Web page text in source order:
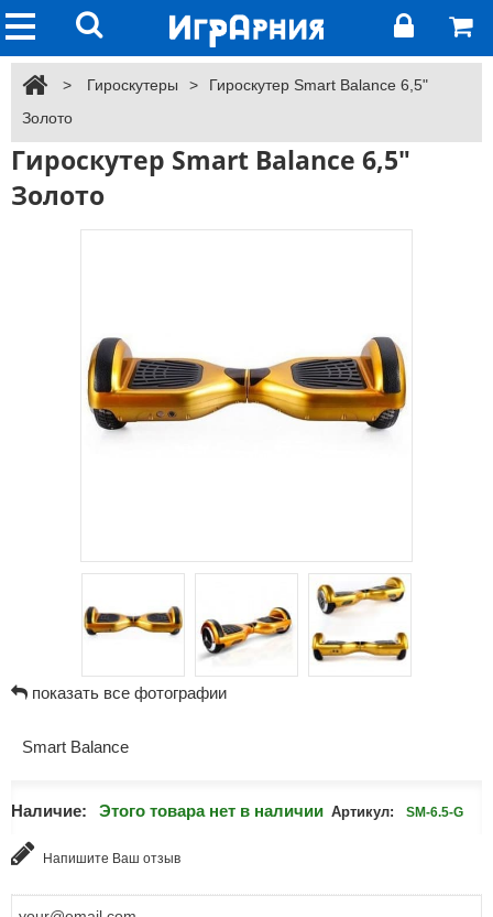
> Гироскутеры >
Гироскутер Smart Balance 6,5"
Золото
Гироскутер Smart Balance 6,5"
Золото
показать все фотографии
Smart Balance
Наличие: Этого товара нет в наличии Артикул: SM-6.5-G
Напишите Ваш отзыв